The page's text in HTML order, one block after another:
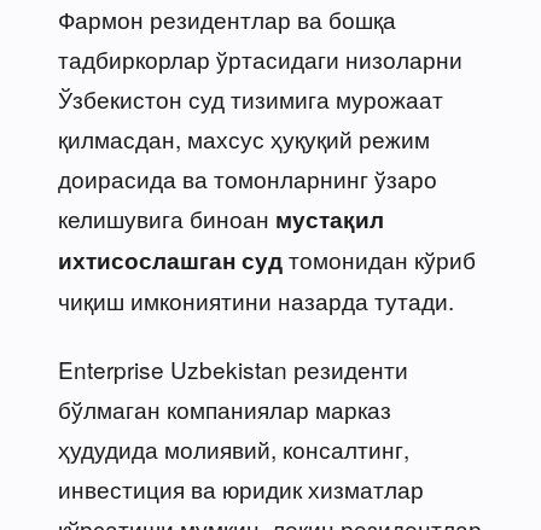
Фармон резидентлар ва бошқа
тадбиркорлар ўртасидаги низоларни
Ўзбекистон суд тизимига мурожаат
қилмасдан, махсус ҳуқуқий режим
доирасида ва томонларнинг ўзаро
келишувига биноан мустақил
ихтисослашган судтомонидан кўриб
чиқиш имкониятини назарда тутади.
Enterprise Uzbekistan резиденти
бўлмаган компаниялар марказ
ҳудудида молиявий, консалтинг,
инвестиция ва юридик хизматлар